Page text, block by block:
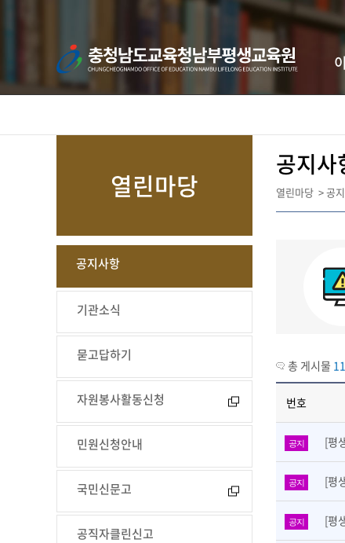
열린마당
공지사항
기관소식
묻고답하기
자원봉사활동신청
민원신청안내
국민신문고
공직자클린신고
공지사
열린마당 >공
총 게시물
번호
공지 [평
공지 [평
공지 [평